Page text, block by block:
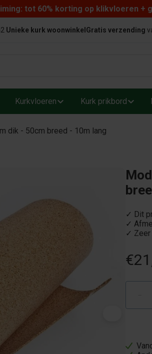
tot 60% korting op klikvloeren +
Unieke kurk woonwinkel Gratis verzending
Kurkvloeren Kurk prikbord
dik - 50cm breed - 10m lang
✓ Dit
✓
✓ Zeer